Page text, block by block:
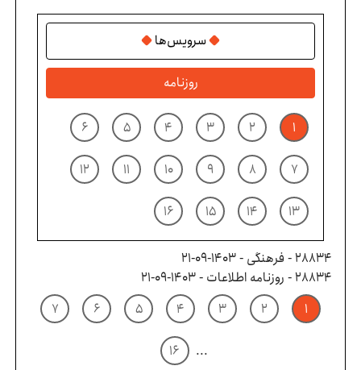
سرویس‌ها
روزنامه
۱ ۲ ۳ ۴ ۵ ۶
۷ ۸ ۹ ۱۰ ۱۱ ۱۲
۱۳ ۱۴ ۱۵ ۱۶
28834 - فرهنگی - ۱۴۰۳-۰۹-۲۱
28834 - روزنامه اطلاعات - ۱۴۰۳-۰۹-۲۱
۱
۲ ۳ ۴ ۵ ۶ ۷
... ۱۶